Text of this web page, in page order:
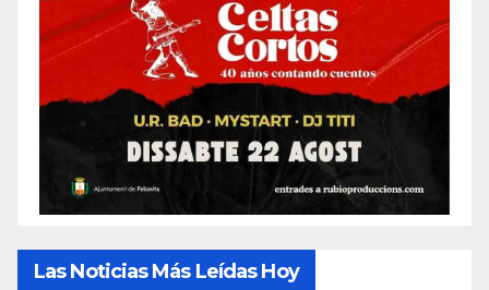
Las Noticias Más Leídas Hoy